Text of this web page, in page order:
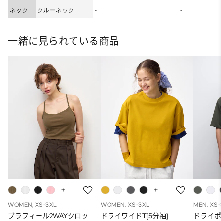
ネック クルーネック - -
一緒に見られている商品
WOMEN, XS-3XL
ブラフィール2WAYクロッ
WOMEN, XS-3XL
ドライワイドT(5分袖)
MEN,
ドライ